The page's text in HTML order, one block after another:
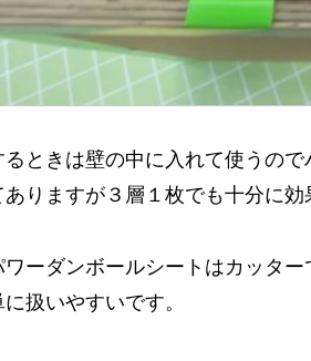
るときは壁の中に入れて使うの
りますが３層１枚でも十分に効
ワーダンボールシートはカッタ
に扱いやすいです。